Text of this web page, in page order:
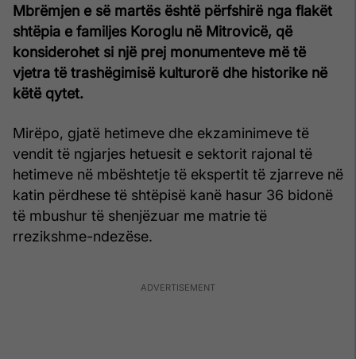
Mbrëmjen e së martës është përfshirë nga flakët
shtëpia e familjes Koroglu në Mitrovicë, që
konsiderohet si një prej monumenteve më të
vjetra të trashëgimisë kulturorë dhe historike në
këtë qytet.
Mirëpo, gjatë hetimeve dhe ekzaminimeve të
vendit të ngjarjes hetuesit e sektorit rajonal të
hetimeve në mbështetje të ekspertit të zjarreve në
katin përdhese të shtëpisë kanë hasur 36 bidonë
të mbushur të shenjëzuar me matrie të
rrezikshme-ndezëse.